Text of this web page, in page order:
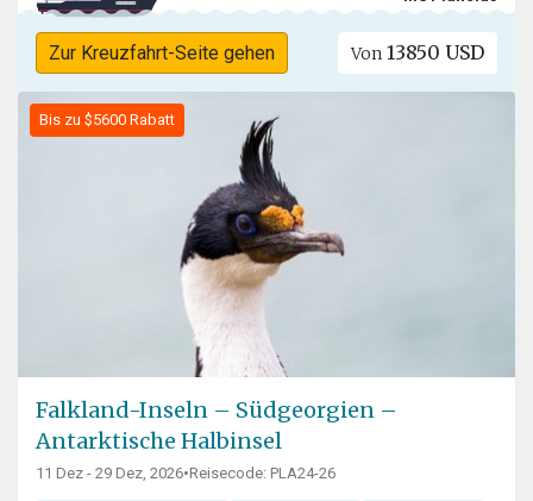
Zur Kreuzfahrt-Seite gehen Von 13850 USD
Bis zu $5600 Rabatt
Falkland-Inseln – Südgeorgien –
Antarktische Halbinsel
11 Dez - 29 Dez, 2026•Reisecode: PLA24-26